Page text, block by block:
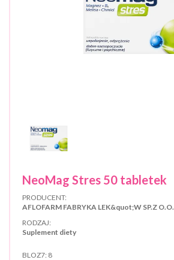
NeoMag Stres 50 tabletek
PRODUCENT:
AFLOFARM FABRYKA LEK&quot;W SP.Z O.O.
RODZAJ:
Suplement diety
BLOZ7: 8